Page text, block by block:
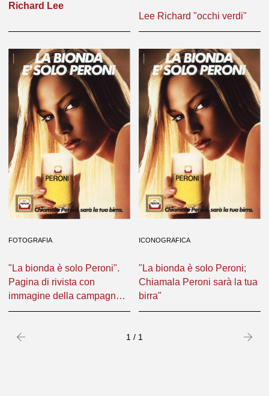
Richard Lee
Lee Richard "occhi verdi"
FOTOGRAFIA
"La bionda è solo Peroni".
Pagina di rivista con
immagine della campagna
stampa 1981: Lee Richard
(«RadiocorriereTV» n. 41,
ICONOGRAFICA
"La bionda è solo Peroni;
Chiamala Peroni sarà la tua
birra"
Precedente 1 / 1